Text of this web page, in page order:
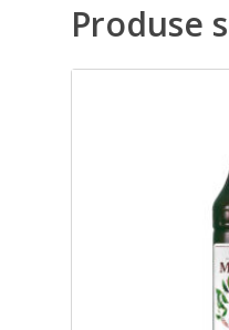
Produse